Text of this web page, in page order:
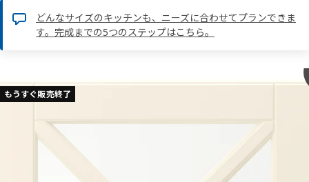
どんなサイズのキッチンも、ニーズに合わせてプランできま
す。完成までの5つのステップはこちら。
ボードビーン画像
キップ
もうすぐ販売終了